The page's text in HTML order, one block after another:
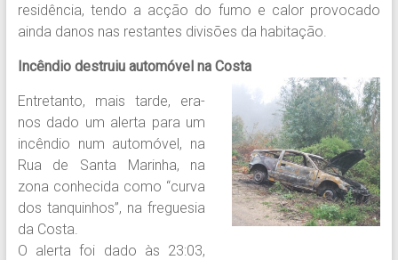
residência, tendo a acção do fumo e calor provocado
ainda danos nas restantes divisões da habitação.
Incêndio destruiu automóvel na Costa
Entretanto, mais tarde, era-
nos dado um alerta para um
incêndio num automóvel, na
Rua de Santa Marinha, na
zona conhecida como “curva
dos tanquinhos”, na freguesia
da Costa.
O alerta foi dado às 23:03,